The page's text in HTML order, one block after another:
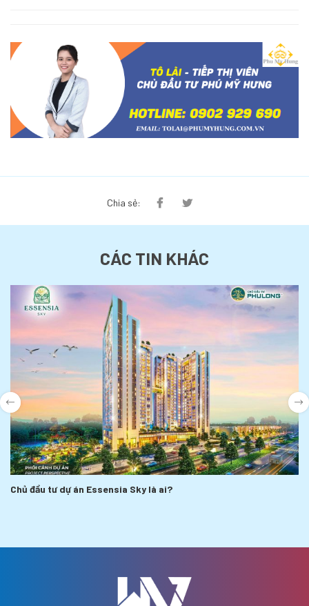
Chia sẻ:
CÁC TIN KHÁC
Chủ đầu tư dự án Essensia Sky là ai?